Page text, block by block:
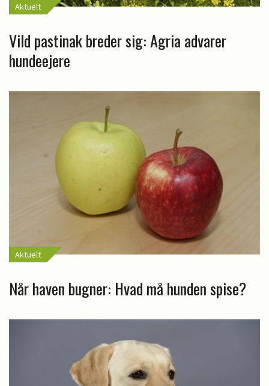
Aktuelt
Vild pastinak breder sig: Agria advarer
hundeejere
Aktuelt
Når haven bugner: Hvad må hunden spise?